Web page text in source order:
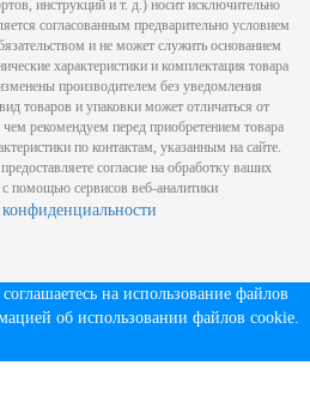
инструкций и т. д.) носит исключительно
согласованным предварительно условием
и не может служить основанием
характеристики и комплектация товара
производителем без уведомления
товаров и упаковки может отличаться от
рекомендуем перед приобретением товара
по контактам, указанным на сайте.
согласие на обработку ваших
помощью сервисов веб-аналитики
на использование файлов
об использовании файлов cookie